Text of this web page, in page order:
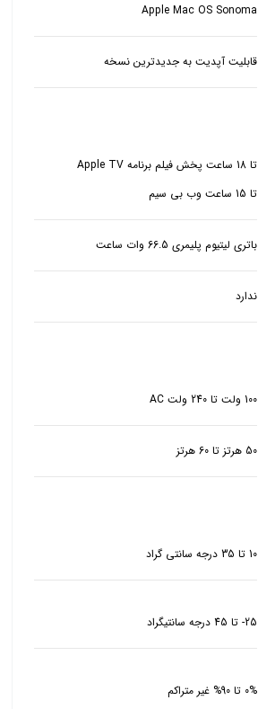
Apple Mac OS Sonoma
قابلیت آپدیت به جدیدترین نسخه
تا 18 ساعت پخش فیلم برنامه Apple TV
تا 15 ساعت وب بی سیم
باتری لیتیوم پلیمری 66.5 وات ساعت
ندارد
100 ولت تا 240 ولت AC
50 هرتز تا 60 هرتز
10 تا 35 درجه سانتی گراد
25- تا 45 درجه سانتیگراد
0% تا 90% غیر متراکم